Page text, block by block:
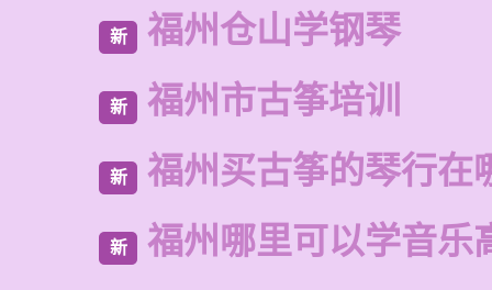
新 福州仓山学钢琴
新 福州市古筝培训
新 福州买古筝的琴行在
新 福州哪里可以学音乐